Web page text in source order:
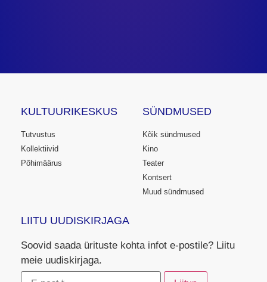
KULTUURIKESKUS
Tutvustus
Kollektiivid
Põhimäärus
SÜNDMUSED
Kõik sündmused
Kino
Teater
Kontsert
Muud sündmused
LIITU UUDISKIRJAGA
Soovid saada ürituste kohta infot e-postile? Liitu
meie uudiskirjaga.